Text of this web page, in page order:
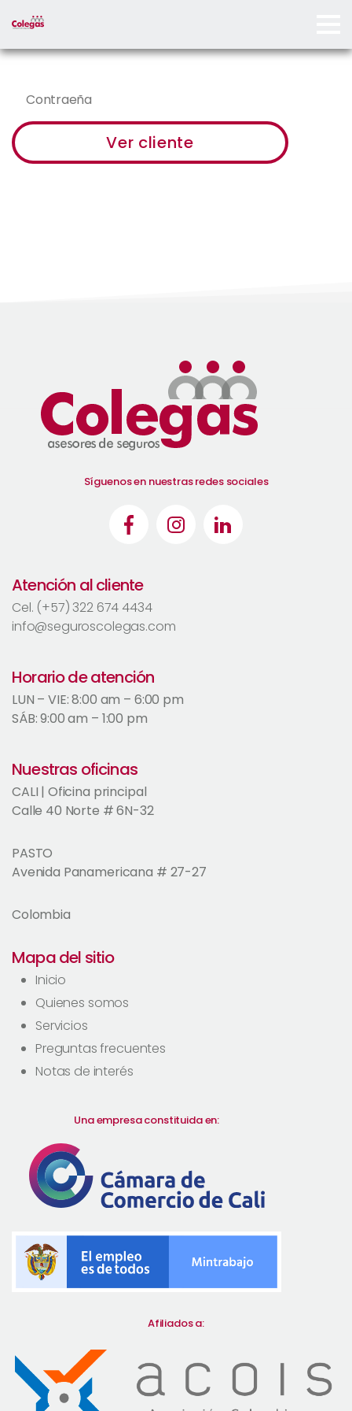
Síguenos en nuestras redes sociales
Atención al cliente
Cel. (+57) 322 674 4434
info@seguroscolegas.com
Horario de atención
LUN – VIE: 8:00 am – 6:00 pm
SÁB: 9:00 am – 1:00 pm
Nuestras oficinas
CALI | Oficina principal
Calle 40 Norte # 6N-32
PASTO
Avenida Panamericana # 27-27
Colombia
Mapa del sitio
Inicio
Quienes somos
Servicios
Preguntas frecuentes
Notas de interés
Una empresa constituida en:
Afiliados a: